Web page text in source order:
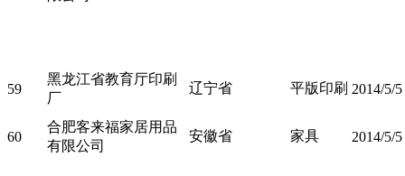
59
黑龙江省教育厅印刷
厂
辽宁省 平版印刷 2014/5/5
60
合肥客来福家居用品
有限公司
安徽省 家具 2014/5/5